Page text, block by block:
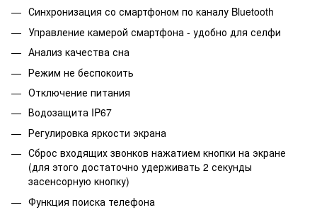
Синхронизация со смартфоном по каналу Bluetooth
Управление камерой смартфона - удобно для селфи
Анализ качества сна
Режим не беспокоить
Отключение питания
Водозащита IP67
Регулировка яркости экрана
Сброс входящих звонков нажатием кнопки на экране
(для этого достаточно удерживать 2 секунды
засенсорную кнопку)
Функция поиска телефона